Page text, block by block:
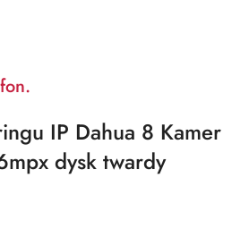
IP Dahua 8 Kamer
dysk twardy